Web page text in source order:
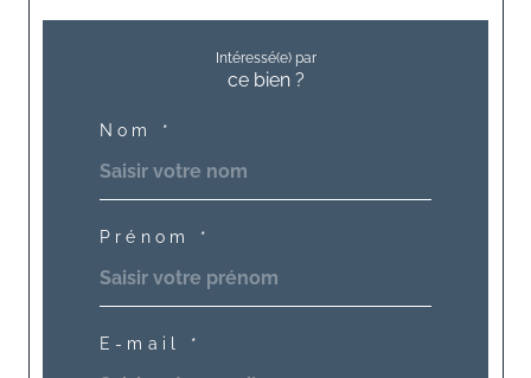
Intéressé(e) par
ce bien ?
Nom *
Prénom *
E-mail *